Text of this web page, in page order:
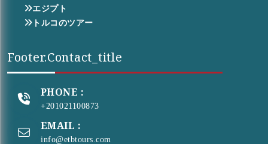
エジプト
トルコのツアー
Footer.contact_title
PHONE :
+201021100873
EMAIL :
info@etbtours.com